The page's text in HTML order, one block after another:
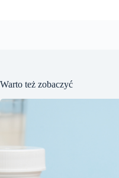
Warto też zobaczyć